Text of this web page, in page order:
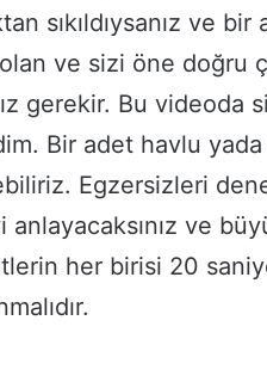
sıkıldıysanız ve
ve sizi öne doğru
gerekir. Bu videoda
Bir adet havlu yada
Egzersizleri
anlayacaksınız ve
her birisi 20